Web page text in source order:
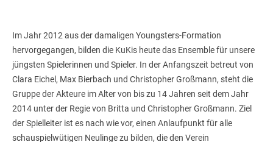
Im Jahr 2012 aus der damaligen Youngsters-Formation
hervorgegangen, bilden die KuKis heute das Ensemble für unsere
jüngsten Spielerinnen und Spieler. In der Anfangszeit betreut von
Clara Eichel, Max Bierbach und Christopher Großmann, steht die
Gruppe der Akteure im Alter von bis zu 14 Jahren seit dem Jahr
2014 unter der Regie von Britta und Christopher Großmann. Ziel
der Spielleiter ist es nach wie vor, einen Anlaufpunkt für alle
schauspielwütigen Neulinge zu bilden, die den Verein